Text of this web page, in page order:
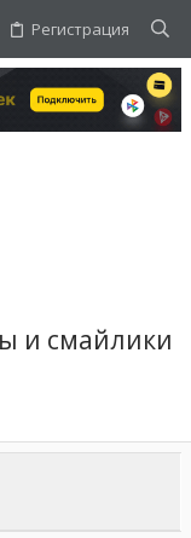
Регистрация
и смайлики